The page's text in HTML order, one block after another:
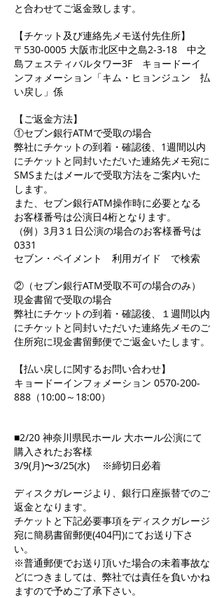
と合わせてご返金致します。
【チケット及び連絡先メモ送付先住所】
〒530-0005 大阪市北区中之島2-3-18 中之
島フェスティバルタワー3F キョードーイ
ンフォメーション「キム・ヒョンジュン 払
い戻し」係
【ご返金方法】
①セブン銀行ATMで受取の場合
弊社にチケットの到着・確認後、1週間以内
にチケットと同封いただいた連絡先メモ宛に
SMSまたはメールで受取方法をご案内いた
します。
また、セブン銀行ATM操作時に必要となる
お客様番号は公演日4桁となります。
（例）3月3１日公演の場合のお客様番号は
0331
セブン・ペイメント 利用ガイド で検索
②（セブン銀行ATM受取不可の場合のみ）
現金書留で受取の場合
弊社にチケットの到着・確認後、１週間以内
にチケットと同封いただいた連絡先メモのご
住所宛に現金書留郵便でご返金いたします。
【払い戻しに関するお問い合わせ】
キョードーインフォメーション 0570-200-
888（10:00～18:00）
■2/20 神奈川県民ホール 大ホール公演にて
購入されたお客様
3/9(月)〜3/25(水) ※締切日必着
ディスクガレージより、銀行口座振替でのご
返金となります。
チケットと下記必要事項をディスクガレージ
宛に簡易書留郵便(404円)にてお送り下さ
い。
※普通郵便でお送り頂いた場合の未着事故な
どにつきましては、弊社では責任を負いかね
ますので予めご了承下さい。